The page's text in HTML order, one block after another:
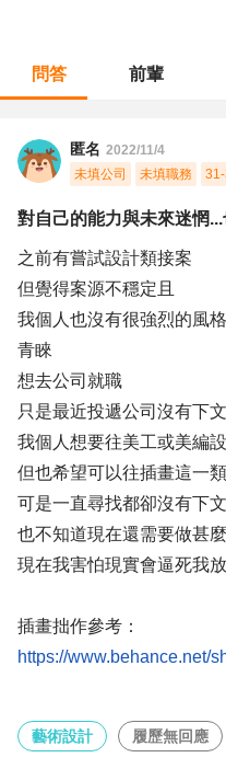
問答 前輩
匿名 2022/11/4
未填公司
未填職務
對自己的能力與未來迷惘
之前有嘗試設計類接案
但覺得案源不穩定且
我個人也沒有很強烈的風
青睞
想去公司就職
只是最近投遞公司沒有下
我個人想要往美工或美編
但也希望可以往插畫這一
可是一直尋找都卻沒有下文
也不知道現在還需要做甚
現在我害怕現實會逼死我
插畫拙作參考：
https://www.behance.net/
藝術設計 履歷無回應